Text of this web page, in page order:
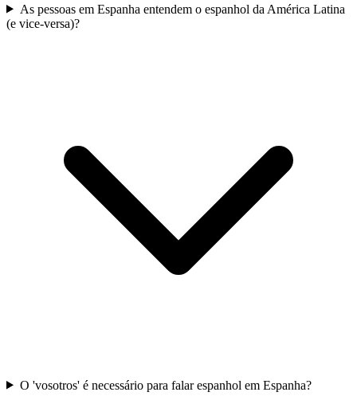
As pessoas em Espanha entendem o espanhol da América Latina
(e vice-versa)?
O 'vosotros' é necessário para falar espanhol em Espanha?